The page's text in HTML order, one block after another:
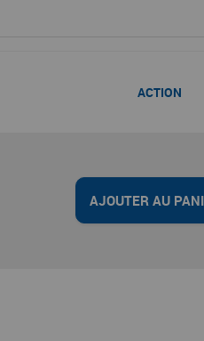
ACTION
AJOUTER AU